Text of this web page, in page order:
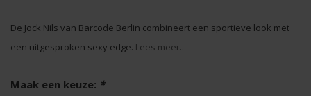
De Jock Nils van Barcode Berlin combineert een sportieve look met
een uitgesproken sexy edge. Lees meer..
Maak een keuze: *